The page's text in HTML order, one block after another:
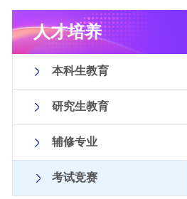
人才培养
本科生教育
研究生教育
辅修专业
考试竞赛